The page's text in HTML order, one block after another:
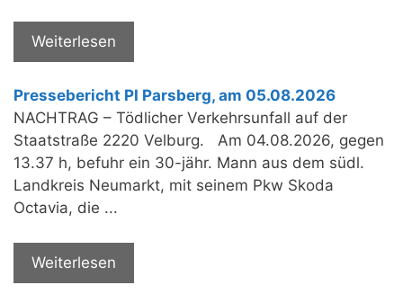
Weiterlesen
Pressebericht PI Parsberg, am 05.08.2026
NACHTRAG – Tödlicher Verkehrsunfall auf der
Staatstraße 2220 Velburg. Am 04.08.2026, gegen
13.37 h, befuhr ein 30-jähr. Mann aus dem südl.
Landkreis Neumarkt, mit seinem Pkw Skoda
Octavia, die ...
Weiterlesen